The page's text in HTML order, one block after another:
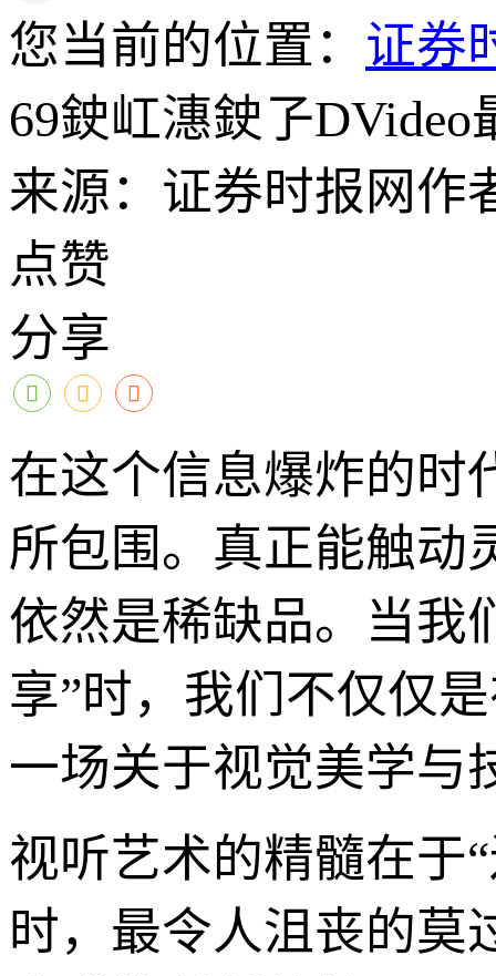
您当前的位置： 证券
69鉂屸潓鉂孒
来源：证券时报网作
点赞
分享
在这个信息爆炸的时
所包围。真正能触动
依然是稀缺品。当我
享”时，我们不仅仅
一场关于视觉美学与
视听艺术的精髓在于
时，最令人沮丧的莫